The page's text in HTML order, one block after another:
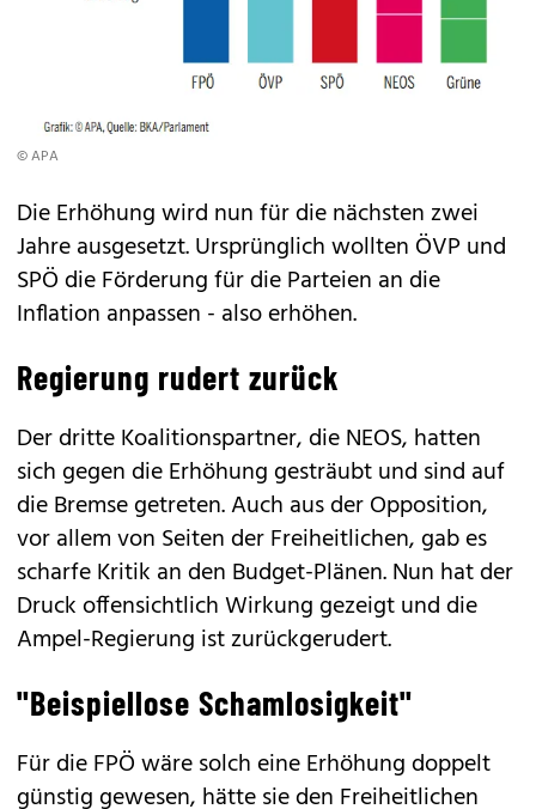
© APA
Die Erhöhung wird nun für die nächsten zwei
Jahre ausgesetzt. Ursprünglich wollten ÖVP und
SPÖ die Förderung für die Parteien an die
Inflation anpassen - also erhöhen.
Regierung rudert zurück
Der dritte Koalitionspartner, die NEOS, hatten
sich gegen die Erhöhung gesträubt und sind auf
die Bremse getreten. Auch aus der Opposition,
vor allem von Seiten der Freiheitlichen, gab es
scharfe Kritik an den Budget-Plänen. Nun hat der
Druck offensichtlich Wirkung gezeigt und die
Ampel-Regierung ist zurückgerudert.
"Beispiellose Schamlosigkeit"
Für die FPÖ wäre solch eine Erhöhung doppelt
günstig gewesen, hätte sie den Freiheitlichen